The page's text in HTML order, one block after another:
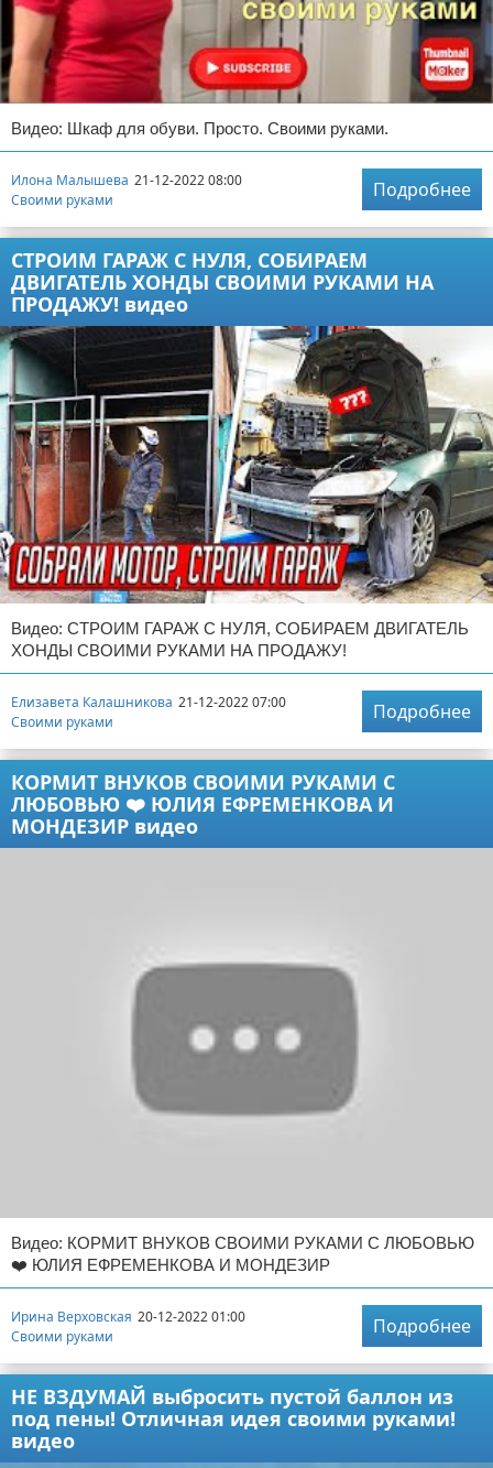
Видео: Шкаф для обуви. Просто. Своими руками.
Илона Малышева 21-12-2022 08:00
Своими руками
Подробнее
СТРОИМ ГАРАЖ С НУЛЯ, СОБИРАЕМ
ДВИГАТЕЛЬ ХОНДЫ СВОИМИ РУКАМИ НА
ПРОДАЖУ! видео
Видео: СТРОИМ ГАРАЖ С НУЛЯ, СОБИРАЕМ ДВИГАТЕЛЬ
ХОНДЫ СВОИМИ РУКАМИ НА ПРОДАЖУ!
Елизавета Калашникова 21-12-2022 07:00
Своими руками
Подробнее
КОРМИТ ВНУКОВ СВОИМИ РУКАМИ С
ЛЮБОВЬЮ ❤️ ЮЛИЯ ЕФРЕМЕНКОВА И
МОНДЕЗИР видео
Видео: КОРМИТ ВНУКОВ СВОИМИ РУКАМИ С ЛЮБОВЬЮ
❤️ ЮЛИЯ ЕФРЕМЕНКОВА И МОНДЕЗИР
Ирина Верховская 20-12-2022 01:00
Своими руками
Подробнее
НЕ ВЗДУМАЙ выбросить пустой баллон из
под пены! Отличная идея своими руками!
видео